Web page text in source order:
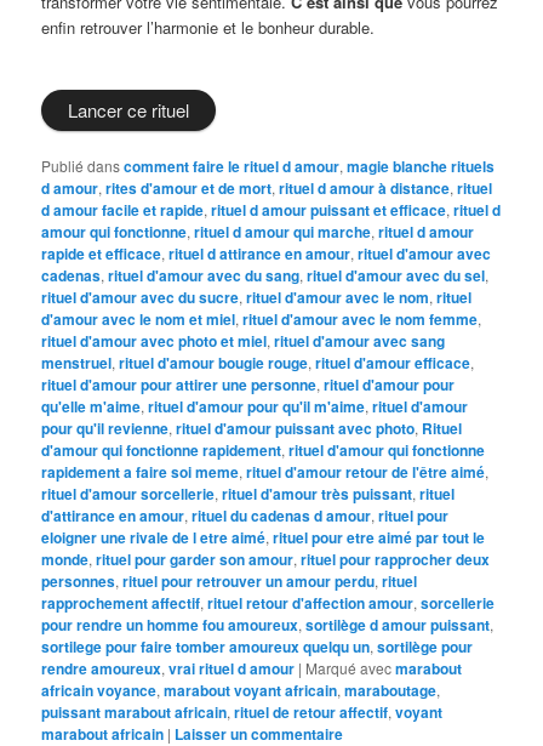
enfin retrouver l’harmonie et le bonheur durable.
Lancer ce rituel
Publié danscomment faire le rituel d amour,magie blanche rituels
d amour,rites d'amour et de mort,rituel d amour à distance,rituel
d amour facile et rapide,rituel d amour puissant et efficace,rituel d
amour qui fonctionne,rituel d amour qui marche,rituel d amour
rapide et efficace,rituel d attirance en amour,rituel d'amour avec
cadenas,rituel d'amour avec du sang,rituel d'amour avec du sel,
rituel d'amour avec du sucre,rituel d'amour avec le nom,rituel
d'amour avec le nom et miel,rituel d'amour avec le nom femme,
rituel d'amour avec photo et miel,rituel d'amour avec sang
menstruel,rituel d'amour bougie rouge,rituel d'amour efficace,
rituel d'amour pour attirer une personne,rituel d'amour pour
qu'elle m'aime,rituel d'amour pour qu'il m'aime,rituel d'amour
pour qu'il revienne,rituel d'amour puissant avec photo, Rituel
d'amour qui fonctionne rapidement,rituel d'amour qui fonctionne
rapidement a faire soi meme,rituel d'amour retour de l'être aimé,
rituel d'amour sorcellerie,rituel d'amour très puissant,rituel
d'attirance en amour,rituel du cadenas d amour,rituel pour
eloigner une rivale de l etre aimé,rituel pour etre aimé par tout le
monde,rituel pour garder son amour,rituel pour rapprocher deux
personnes,rituel pour retrouver un amour perdu,rituel
rapprochement affectif,rituel retour d'affection amour,sorcellerie
pour rendre un homme fou amoureux,sortilège d amour puissant,
sortilege pour faire tomber amoureux quelqu un,sortilège pour
rendre amoureux,vrai rituel d amour | Marqué avecmarabout
africain voyance,marabout voyant africain,maraboutage,
puissant marabout africain,rituel de retour affectif,voyant
marabout africain | Laisser un commentaire